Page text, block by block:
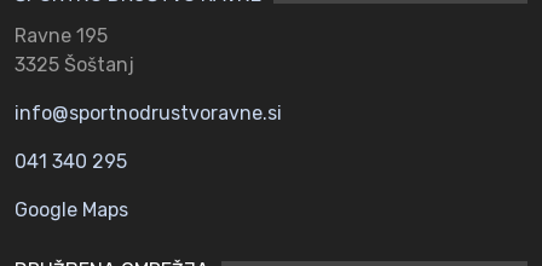
Ravne 195
3325 Šoštanj
info@sportnodrustvoravne.si
041 340 295
Google Maps